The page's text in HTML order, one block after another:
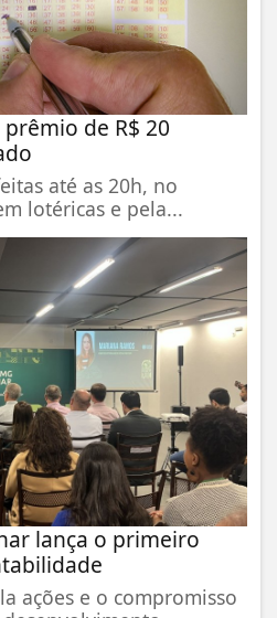
de R$ 20
até as 20h, no
lotéricas e pela...
lança o primeiro
ações e o compromisso